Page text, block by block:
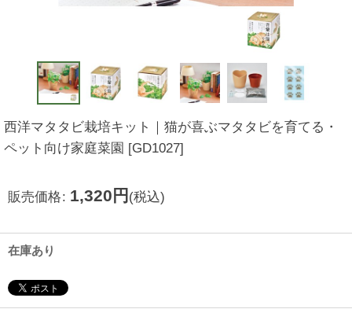
西洋マタタビ栽培キット｜猫が喜ぶマタタビを育てる・
ペット向け家庭菜園 [GD1027]
販売価格: 1,320 円 (税込)
在庫あり